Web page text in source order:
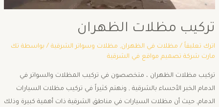
تركيب مظلات الظهران
اترك تعليقاً / مظلات في الظهران, مظلات وسواتر الشرقية/ بواسطة تك
مارت شركة تصميم مواقع في الشرقية
تركيب مظلات الظهران ، متخصصون في تركيب المظلات والسواتر في
الدمام الخبر الأحساء بالشرقية , ونهتم كثيراً في تركيب مظلات السيارات
الدمام, حيث أن مظلات السيارات في مناطق الشرقية ذات أهمية كبيرة وذلك